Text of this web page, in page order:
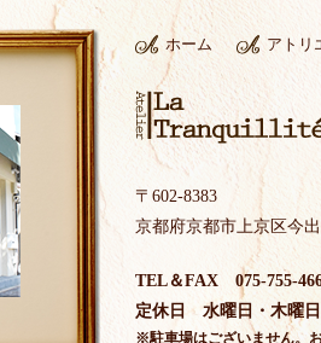
ューアルオープン
けるよう気持ち新
リテをご愛顧のほ
みとなります。
リテをご愛顧のほ
ホーム アトリ
〒602-8383
京都府京都市上京区今
TEL＆FAX 075-755-
定休日 水曜日・木曜日
※駐車場はございません。